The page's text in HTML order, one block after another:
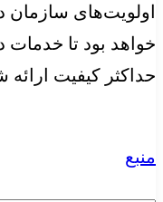
اولویت‌های سازمان
خواهد بود تا
حداکثر کیفیت ارائه
منبع